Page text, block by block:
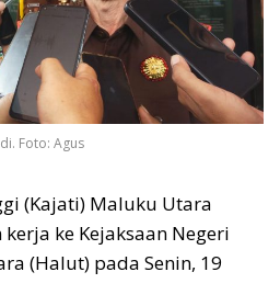
Foto: Agus
(Kajati) Maluku Utara
ke Kejaksaan Negeri
(Halut) pada Senin, 19